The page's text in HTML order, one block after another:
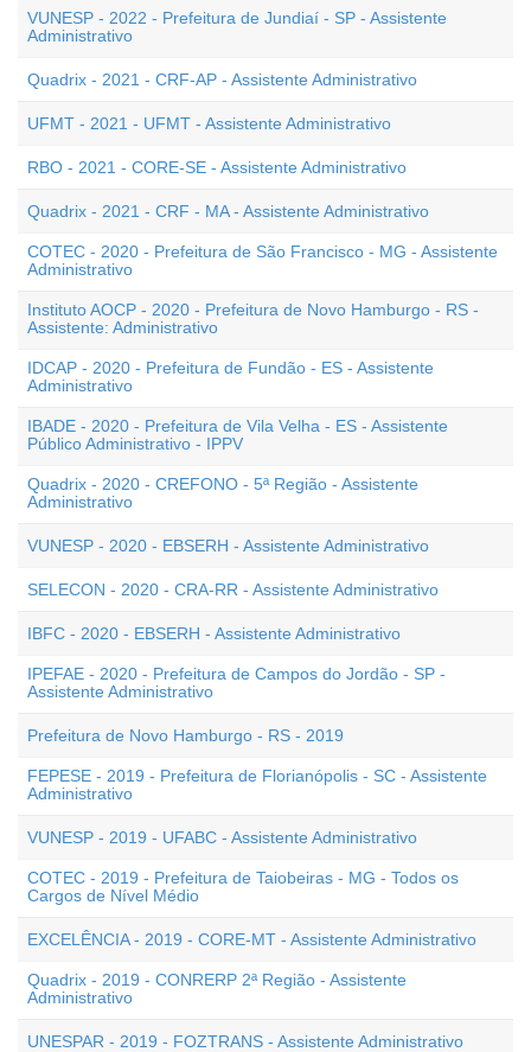
VUNESP - 2022 - Prefeitura de Jundiaí - SP - Assistente
Administrativo
Quadrix - 2021 - CRF-AP - Assistente Administrativo
UFMT - 2021 - UFMT - Assistente Administrativo
RBO - 2021 - CORE-SE - Assistente Administrativo
Quadrix - 2021 - CRF - MA - Assistente Administrativo
COTEC - 2020 - Prefeitura de São Francisco - MG - Assistente
Administrativo
Instituto AOCP - 2020 - Prefeitura de Novo Hamburgo - RS -
Assistente: Administrativo
IDCAP - 2020 - Prefeitura de Fundão - ES - Assistente
Administrativo
IBADE - 2020 - Prefeitura de Vila Velha - ES - Assistente
Público Administrativo - IPPV
Quadrix - 2020 - CREFONO - 5ª Região - Assistente
Administrativo
VUNESP - 2020 - EBSERH - Assistente Administrativo
SELECON - 2020 - CRA-RR - Assistente Administrativo
IBFC - 2020 - EBSERH - Assistente Administrativo
IPEFAE - 2020 - Prefeitura de Campos do Jordão - SP -
Assistente Administrativo
Prefeitura de Novo Hamburgo - RS - 2019
FEPESE - 2019 - Prefeitura de Florianópolis - SC - Assistente
Administrativo
VUNESP - 2019 - UFABC - Assistente Administrativo
COTEC - 2019 - Prefeitura de Taiobeiras - MG - Todos os
Cargos de Nível Médio
EXCELÊNCIA - 2019 - CORE-MT - Assistente Administrativo
Quadrix - 2019 - CONRERP 2ª Região - Assistente
Administrativo
UNESPAR - 2019 - FOZTRANS - Assistente Administrativo